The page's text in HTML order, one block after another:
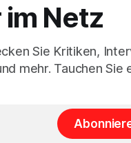
im Netz
Sie Kritiken,
mehr. Tauchen Sie